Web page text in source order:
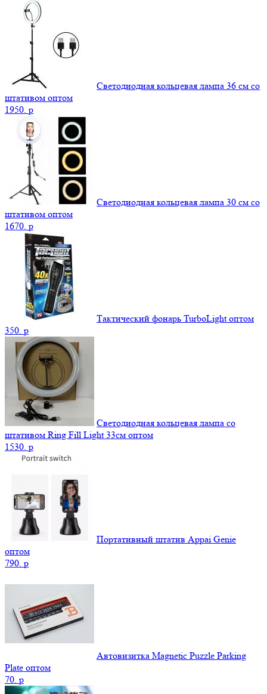
Светодиодная кольцевая лампа 36 см со
штативом оптом
1950. p
Светодиодная кольцевая лампа 30 см со
штативом оптом
1670. p
Тактический фонарь TurboLight оптом
350. p
Светодиодная кольцевая лампа со
штативом Ring Fill Light 33см оптом
1530. p
Портативный штатив Appai Genie
оптом
790. p
Автовизитка Magnetic Puzzle Parking
Plate оптом
70. p